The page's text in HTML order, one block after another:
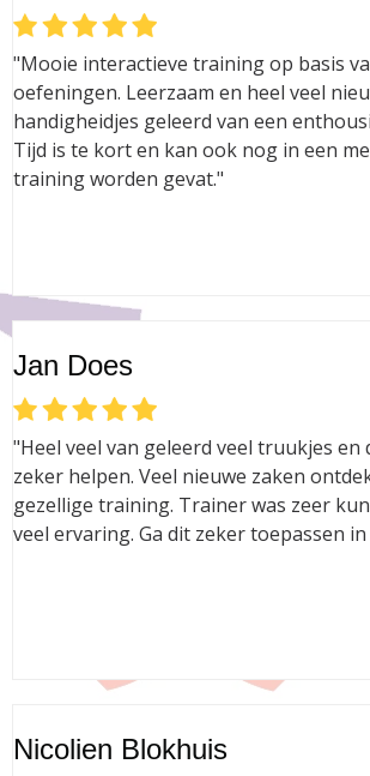
"Mooie interactieve training op basis
oefeningen. Leerzaam en heel veel
handigheidjes geleerd van een
Tijd is te kort en kan ook nog in een
training worden gevat."
Jan Does
"Heel veel van geleerd veel truukjes en
zeker helpen. Veel nieuwe zaken
gezellige training. Trainer was zeer
veel ervaring. Ga dit zeker toepassen
Nicolien Blokhuis